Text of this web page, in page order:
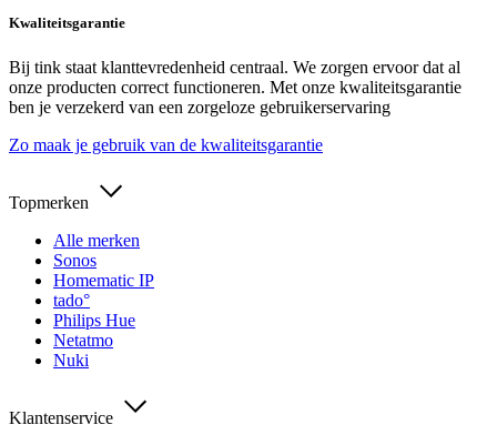
Kwaliteitsgarantie
Bij tink staat klanttevredenheid centraal. We zorgen ervoor dat al
onze producten correct functioneren. Met onze kwaliteitsgarantie
ben je verzekerd van een zorgeloze gebruikerservaring
Zo maak je gebruik van de kwaliteitsgarantie
Topmerken
Alle merken
Sonos
Homematic IP
tado°
Philips Hue
Netatmo
Nuki
Klantenservice